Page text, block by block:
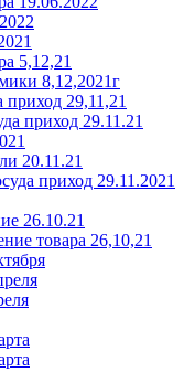
5,12,21
8,12,2021г
приход 29,11,21
приход 29.11.21
20.11.21
приход 29.11.2021
26.10.21
товара 26,10,21